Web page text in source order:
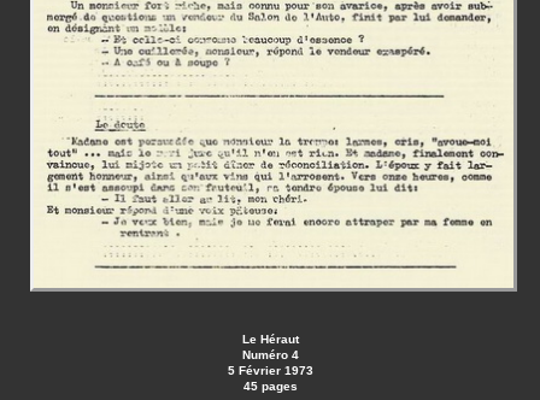
Le Héraut
Numéro 4
5 Février 1973
45 pages